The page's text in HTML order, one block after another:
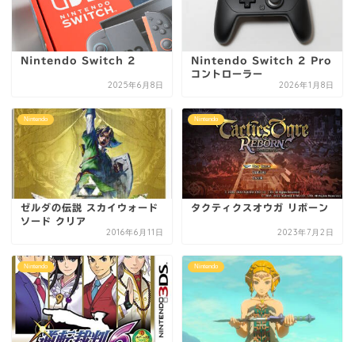
Nintendo Switch 2
2025年6月8日
Nintendo Switch 2 Pro
コントローラー
2026年1月8日
Nintendo
ゼルダの伝説 スカイウォード
ソード クリア
2016年6月11日
Nintendo
タクティクスオウガ リボーン
2023年7月2日
Nintendo Nintendo